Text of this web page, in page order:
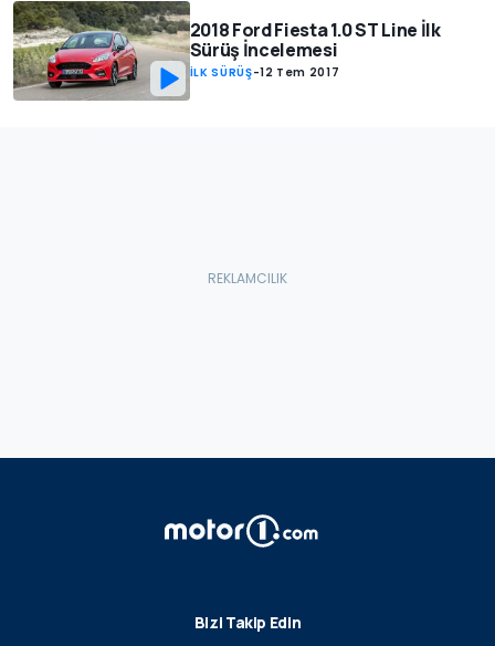
2018 Ford Fiesta 1.0 ST Line İlk
Sürüş İncelemesi
İLK SÜRÜŞ-12 Tem 2017
Bizi Takip Edin